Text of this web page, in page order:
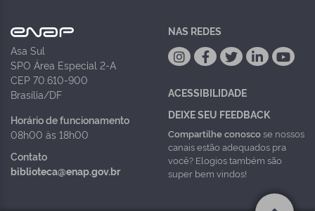
Asa Sul
SPO Área Especial 2-A
CEP 70.610-900
Brasília/DF
Horário de funcionamento
08h00 às 18h00
Contato
biblioteca@enap.gov.br
NAS REDES
ACESSIBILIDADE
DEIXE SEU FEEDBACK
Compartilhe conoscose nossos
canais estão adequados pra
você? Elogios também são
super bem vindos!